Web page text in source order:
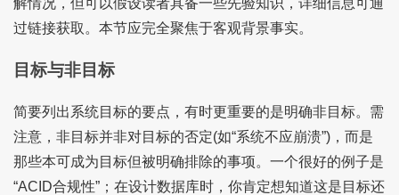
解情况，但可以假设读者具备一些先验知识，详细信息可通
过链接获取。本节应完全聚焦于客观背景事实。
目标与非目标
简要列出系统目标的要点，有时更重要的是明确非目标。需
注意，非目标并非对目标的否定(如“系统不应崩溃”)，而是
那些本可成为目标但被明确排除的事项。一个很好的例子是
“ACID合规性”；在设计数据库时，你肯定想知道这是目标还